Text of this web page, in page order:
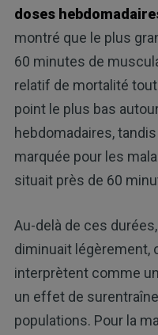
doses
montré que le plus
60 minutes de
relatif de mortalité
point le plus bas
hebdomadaires,
marquée pour les
situait près de 60
Au-delà de ces
diminuait légèrement,
interprètent comme
un effet de
populations. Pour la